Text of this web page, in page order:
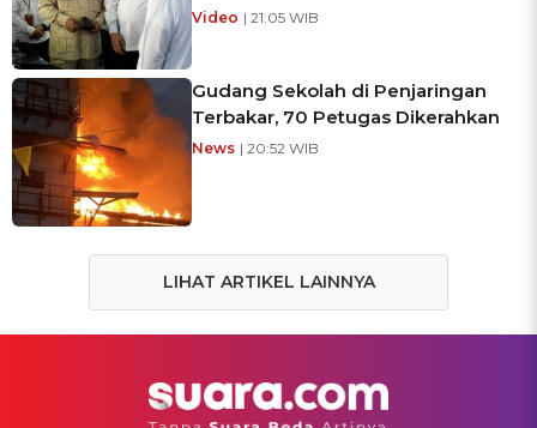
Video | 21:05 WIB
Gudang Sekolah di Penjaringan
Terbakar, 70 Petugas Dikerahkan
News | 20:52 WIB
LIHAT ARTIKEL LAINNYA